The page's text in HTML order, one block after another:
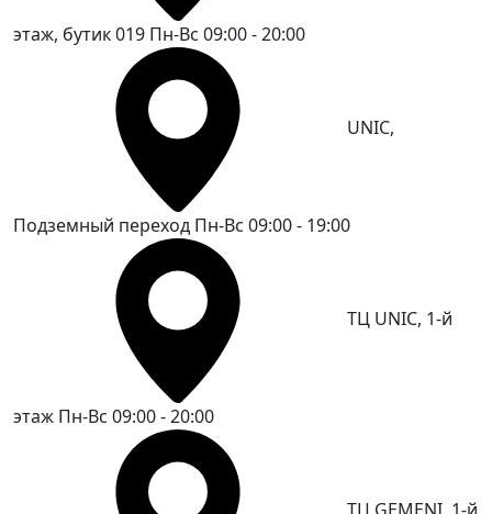
этаж, бутик 019 Пн-Вс 09:00 - 20:00
UNIC,
Подземный переход Пн-Вс 09:00 - 19:00
ТЦ UNIC, 1-й
этаж Пн-Вс 09:00 - 20:00